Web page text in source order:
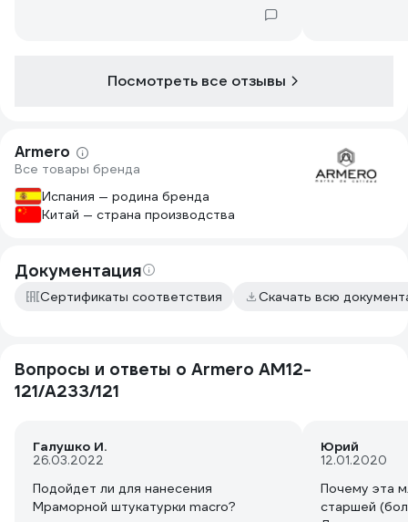
Посмотреть все отзывы
Armero
Все товары бренда
Испания — родина бренда
Китай — страна производства
Документация
Сертификаты соответствия Скачать всю
Вопросы и ответы о Armero AM12-
121/A233/121
Галушко И.
26.03.2022
Подойдет ли для нанесения
Мраморной штукатурки macro?
Юрий
12.01.2020
Почему эта
старшей